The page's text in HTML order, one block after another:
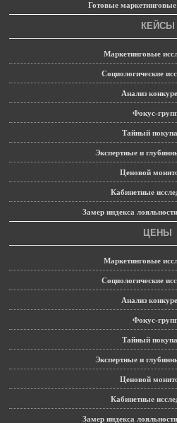
Готовые маркетинговые
КЕЙСЫ
Маркетинговые
Социологические
Анализ
Фокус-
Тайный
Экспертные и
Ценовой
Кабинетные
Замер индекса
ЦЕНЫ
Маркетинговые
Социологические
Анализ
Фокус-
Тайный
Экспертные и
Ценовой
Кабинетные
Замер индекса